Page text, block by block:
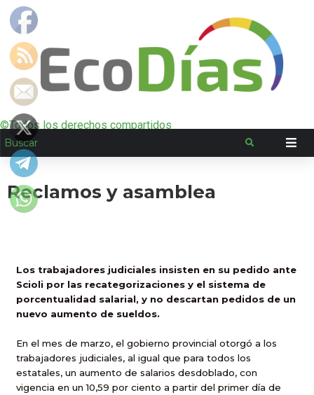
©Todos los derechos compartidos
Reclamos y asamblea
Los trabajadores judiciales insisten en su pedido ante
Scioli por las recategorizaciones y el sistema de
porcentualidad salarial, y no descartan pedidos de un
nuevo aumento de sueldos.
En el mes de marzo, el gobierno provincial otorgó a los
trabajadores judiciales, al igual que para todos los
estatales, un aumento de salarios desdoblado, con
vigencia en un 10,59 por ciento a partir del primer día de